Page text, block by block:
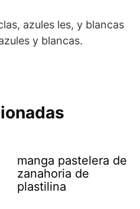
azules les, y blancas
y blancas.
manga pastelera de
zanahoria de
plastilina